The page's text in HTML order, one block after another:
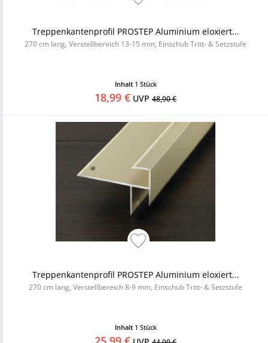
Treppenkantenprofil PROSTEP Aluminium eloxiert...
270 cm lang, Verstellbereich 13-15 mm, Einschub Tritt- & Setzstufe
Inhalt 1 Stück
18,99 € UVP 48,90 €
Treppenkantenprofil PROSTEP Aluminium eloxiert...
270 cm lang, Verstellbereich 8-9 mm, Einschub Tritt- & Setzstufe
Inhalt 1 Stück